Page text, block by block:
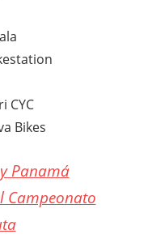
CYC
Bikes
Panamá
Campeonato